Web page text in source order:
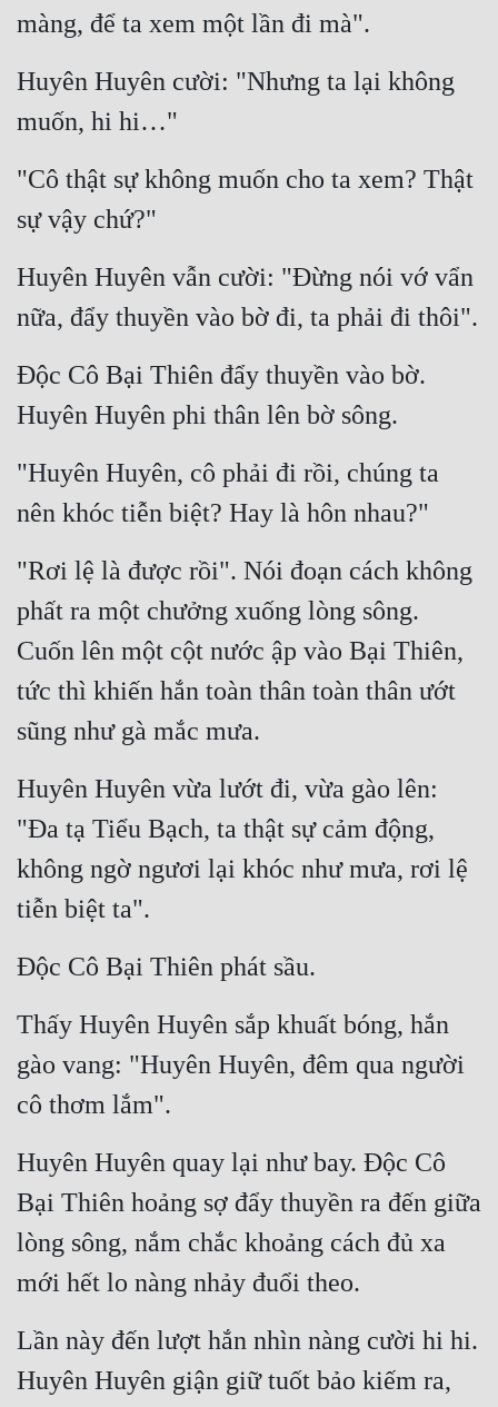
màng, để ta xem một lần đi mà".
Huyên Huyên cười: "Nhưng ta lại không
muốn, hi hi…"
"Cô thật sự không muốn cho ta xem? Thật
sự vậy chứ?"
Huyên Huyên vẫn cười: "Đừng nói vớ vẩn
nữa, đẩy thuyền vào bờ đi, ta phải đi thôi".
Độc Cô Bại Thiên đẩy thuyền vào bờ.
Huyên Huyên phi thân lên bờ sông.
"Huyên Huyên, cô phải đi rồi, chúng ta
nên khóc tiễn biệt? Hay là hôn nhau?"
"Rơi lệ là được rồi". Nói đoạn cách không
phất ra một chưởng xuống lòng sông.
Cuốn lên một cột nước ập vào Bại Thiên,
tức thì khiến hắn toàn thân toàn thân ướt
sũng như gà mắc mưa.
Huyên Huyên vừa lướt đi, vừa gào lên:
"Đa tạ Tiểu Bạch, ta thật sự cảm động,
không ngờ ngươi lại khóc như mưa, rơi lệ
tiễn biệt ta".
Độc Cô Bại Thiên phát sầu.
Thấy Huyên Huyên sắp khuất bóng, hắn
gào vang: "Huyên Huyên, đêm qua người
cô thơm lắm".
Huyên Huyên quay lại như bay. Độc Cô
Bại Thiên hoảng sợ đẩy thuyền ra đến giữa
lòng sông, nắm chắc khoảng cách đủ xa
mới hết lo nàng nhảy đuổi theo.
Lần này đến lượt hắn nhìn nàng cười hi hi.
Huyên Huyên giận giữ tuốt bảo kiếm ra,